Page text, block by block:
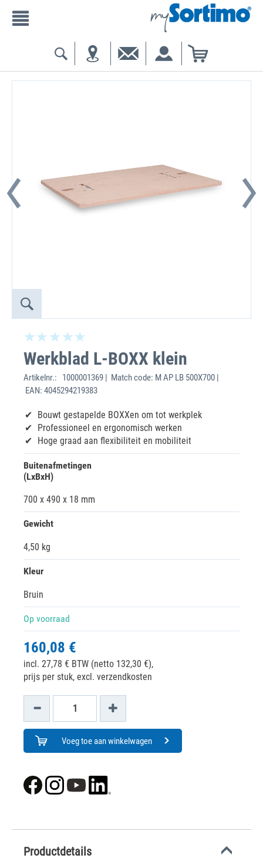
Werkblad L-BOXX klein
Artikelnr.:
1000001369 | Match code: M AP LB 500X700 |
EAN: 4045294219383
Bouwt gestapelde BOXXen om tot werkplek
Professioneel en ergonomisch werken
Hoge graad aan flexibiliteit en mobiliteit
Buitenafmetingen
(LxBxH)
700 x 490 x 18 mm
Gewicht
4,50 kg
Kleur
Bruin
Op voorraad
160,08 €
incl. 27,78 € BTW (netto 132,30 €),
prijs per stuk, excl. verzendkosten
Voeg toe aan winkelwagen
Productdetails